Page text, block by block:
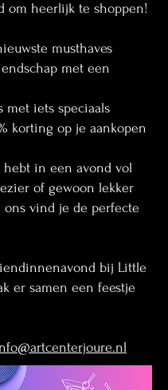
om heerlijk te shoppen!
musthaves
met een
met iets speciaals
korting op je aankopen
in een avond vol
of gewoon lekker
ons vind je de perfecte
bij Little
er samen een feestje